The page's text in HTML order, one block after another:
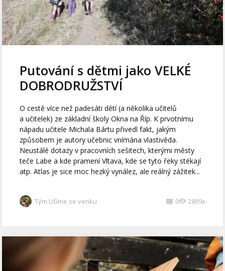
Putování s dětmi jako VELKÉ
DOBRODRUŽSTVÍ
O cestě více než padesáti dětí (a několika učitelů
a učitelek) ze základní školy Okna na Říp. K prvotnímu
nápadu učitele Michala Bártu přivedl fakt, jakým
způsobem je autory učebnic vnímána vlastivěda.
Neustálé dotazy v pracovních sešitech, kterými městy
teče Labe a kde pramení Vltava, kde se tyto řeky stékají
atp. Atlas je sice moc hezký vynález, ale reálný zážitek...
Tým Učíme se venku 0 2869x